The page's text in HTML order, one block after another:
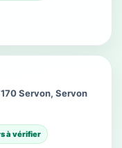
Servon, Servon
à vérifier